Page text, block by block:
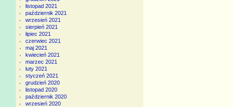
listopad 2021
październik 2021
wrzesień 2021
sierpień 2021
lipiec 2021
czerwiec 2021
maj 2021
kwiecień 2021
marzec 2021
luty 2021
styczeń 2021
grudzień 2020
listopad 2020
październik 2020
wrzesień 2020